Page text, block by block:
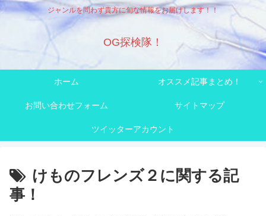
ジャンルを問わず貴方に旬な情報をお届けします！！
OG探検隊！
ホーム オススメ記事まとめ！
お問い合わせフォーム サイトマップ
ツイッターアカウント
けものフレンズ２に関する記
事！